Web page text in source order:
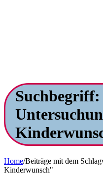
Suchbegriff:
Home/Beiträge mit dem
Kinderwunsch"